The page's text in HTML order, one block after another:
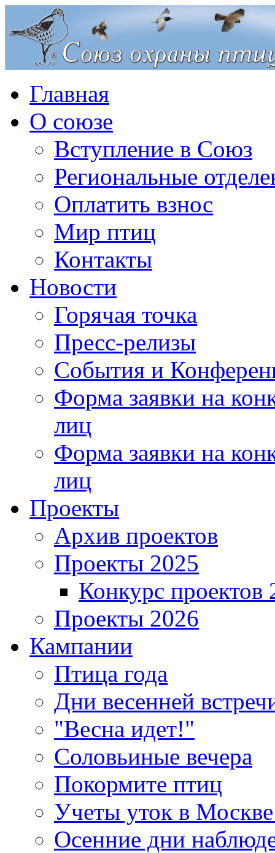
Главная
О союзе
Вступление в Союз
Региональные
Оплатить взнос
Мир птиц
Контакты
Новости
Горячая точка
Пресс-релизы
События и
Форма заявки на
лиц
Форма заявки на
лиц
Проекты
Архив проектов
Проекты 2025
Конкурс проектов
Проекты 2026
Кампании
Птица года
Дни весенней
"Весна идет!"
Соловьиные вечера
Покормите птиц
Учеты уток в
Осенние дни